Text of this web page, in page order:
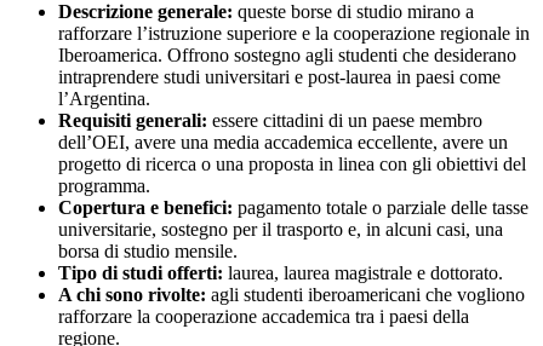
Descrizione generale: queste borse di studio mirano a
rafforzare l’istruzione superiore e la cooperazione regionale in
Iberoamerica. Offrono sostegno agli studenti che desiderano
intraprendere studi universitari e post-laurea in paesi come
l’Argentina.
Requisiti generali: essere cittadini di un paese membro
dell’OEI, avere una media accademica eccellente, avere un
progetto di ricerca o una proposta in linea con gli obiettivi del
programma.
Copertura e benefici: pagamento totale o parziale delle tasse
universitarie, sostegno per il trasporto e, in alcuni casi, una
borsa di studio mensile.
Tipo di studi offerti: laurea, laurea magistrale e dottorato.
A chi sono rivolte: agli studenti iberoamericani che vogliono
rafforzare la cooperazione accademica tra i paesi della
regione.